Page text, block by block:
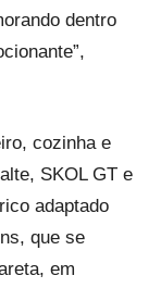
dentro
cozinha e
SKOL GT e
adaptado
que se
em